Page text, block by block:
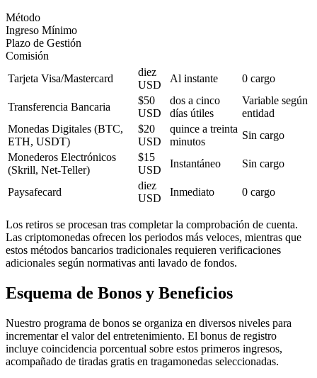
Método
Ingreso Mínimo
Plazo de Gestión
Comisión
Tarjeta Visa/Mastercard
diez
USD
Al instante 0 cargo
Transferencia Bancaria
$50
USD
dos a cinco
días útiles
Variable según
entidad
Monedas Digitales (BTC,
ETH, USDT)
$20
USD
quince a treinta
minutos
Sin cargo
Monederos Electrónicos
(Skrill, Net-Teller)
$15
USD
Instantáneo Sin cargo
Paysafecard
diez
USD
Inmediato 0 cargo
Los retiros se procesan tras completar la comprobación de cuenta.
Las criptomonedas ofrecen los periodos más veloces, mientras que
estos métodos bancarios tradicionales requieren verificaciones
adicionales según normativas anti lavado de fondos.
Esquema de Bonos y Beneficios
Nuestro programa de bonos se organiza en diversos niveles para
incrementar el valor del entretenimiento. El bonus de registro
incluye coincidencia porcentual sobre estos primeros ingresos,
acompañado de tiradas gratis en tragamonedas seleccionadas.